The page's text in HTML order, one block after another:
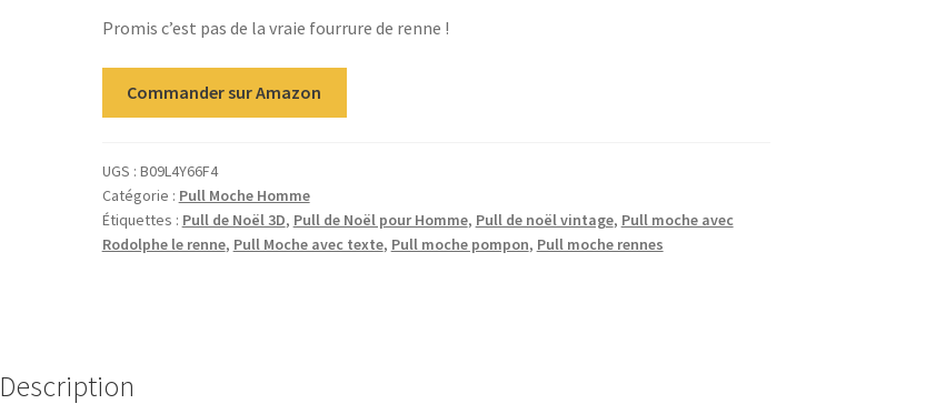
client
Promis c’est pas de la vraie fourrure de renne !
Commander sur Amazon
UGS : B09L4Y66F4
Catégorie : Pull Moche Homme
Étiquettes : Pull de Noël 3D, Pull de Noël pour Homme, Pull de noël vintage, Pull moche avec
Rodolphe le renne, Pull Moche avec texte, Pull moche pompon, Pull moche rennes
Description